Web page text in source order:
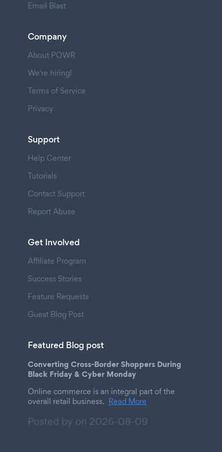
Email Blast
Company
About POWR
We're hiring!
Terms of Service
Privacy
Support
Help Center
Tutorials
Contact Support
Report Abuse
Get Involved
Affiliate Program
Success Stories
Feature Requests
Guest Blog Post
Featured Blog post
Converting Cross-Border Shoppers During
Black Friday & Cyber Monday
Online commerce is an integral part of the
overall retail business. Read More
Posted by on 2026-08-09